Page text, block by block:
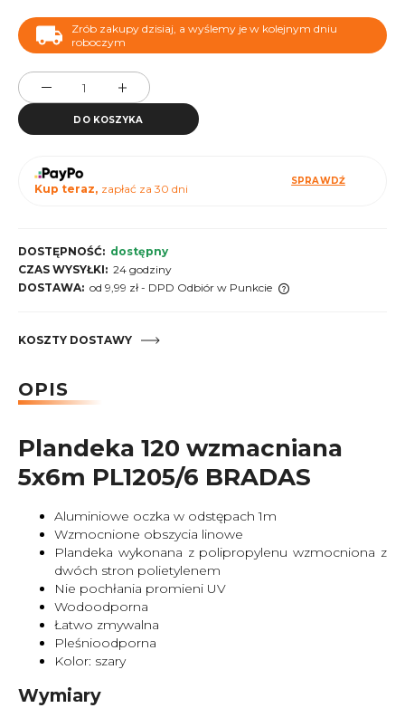
Zrób zakupy dzisiaj, a wyślemy je w kolejnym dniu
roboczym
DO KOSZYKA
Kup teraz, zapłać za 30 dni
SPRAWDŹ
DOSTĘPNOŚĆ: dostępny
CZAS WYSYŁKI: 24 godziny
DOSTAWA: od 9,99 zł - DPD Odbiór w Punkcie
KOSZTY DOSTAWY
OPIS
Plandeka 120 wzmacniana
5x6m PL1205/6 BRADAS
Aluminiowe oczka w odstępach 1m
Wzmocnione obszycia linowe
Plandeka wykonana z polipropylenu wzmocniona z
dwóch stron polietylenem
Nie pochłania promieni UV
Wodoodporna
Łatwo zmywalna
Pleśnioodporna
Kolor: szary
Wymiary